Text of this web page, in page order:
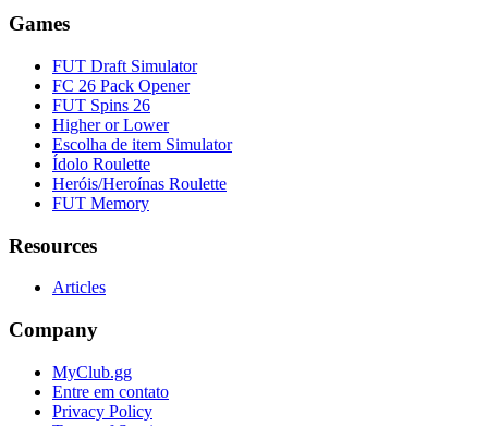
Games
FUT Draft Simulator
FC 26 Pack Opener
FUT Spins 26
Higher or Lower
Escolha de item Simulator
Ídolo Roulette
Heróis/Heroínas Roulette
FUT Memory
Resources
Articles
Company
MyClub.gg
Entre em contato
Privacy Policy